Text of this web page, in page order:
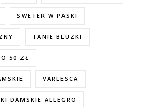
SWETER W PASKI
TANIE BLUZKI
50 ZŁ
VARLESCA
DAMSKIE ALLEGRO